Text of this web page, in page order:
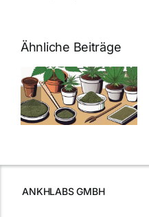
Ähnliche Beiträge
Neue THC-
Grenzwert-
Regelung:
Was Sie über
Cannabis und
müssen
ANKHLABS GMBH